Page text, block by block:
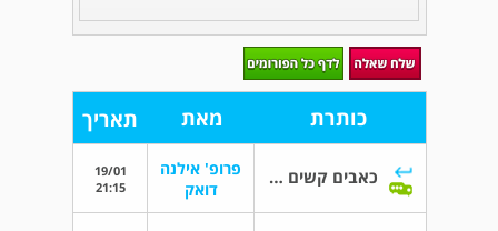
כותרת מאת תאריך
כאבים קשים באזור הצוואר
פרופ' אילנה
דואק
19/01
21:15